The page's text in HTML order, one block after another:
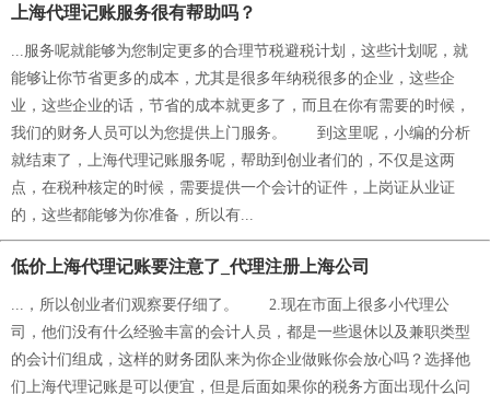
上海代理记账服务很有帮助吗？
...服务呢就能够为您制定更多的合理节税避税计划，这些计划呢，就
能够让你节省更多的成本，尤其是很多年纳税很多的企业，这些企
业，这些企业的话，节省的成本就更多了，而且在你有需要的时候，
我们的财务人员可以为您提供上门服务。 到这里呢，小编的分析
就结束了，上海代理记账服务呢，帮助到创业者们的，不仅是这两
点，在税种核定的时候，需要提供一个会计的证件，上岗证从业证
的，这些都能够为你准备，所以有...
低价上海代理记账要注意了_代理注册上海公司
...，所以创业者们观察要仔细了。 2.现在市面上很多小代理公
司，他们没有什么经验丰富的会计人员，都是一些退休以及兼职类型
的会计们组成，这样的财务团队来为你企业做账你会放心吗？选择他
们上海代理记账是可以便宜，但是后面如果你的税务方面出现什么问